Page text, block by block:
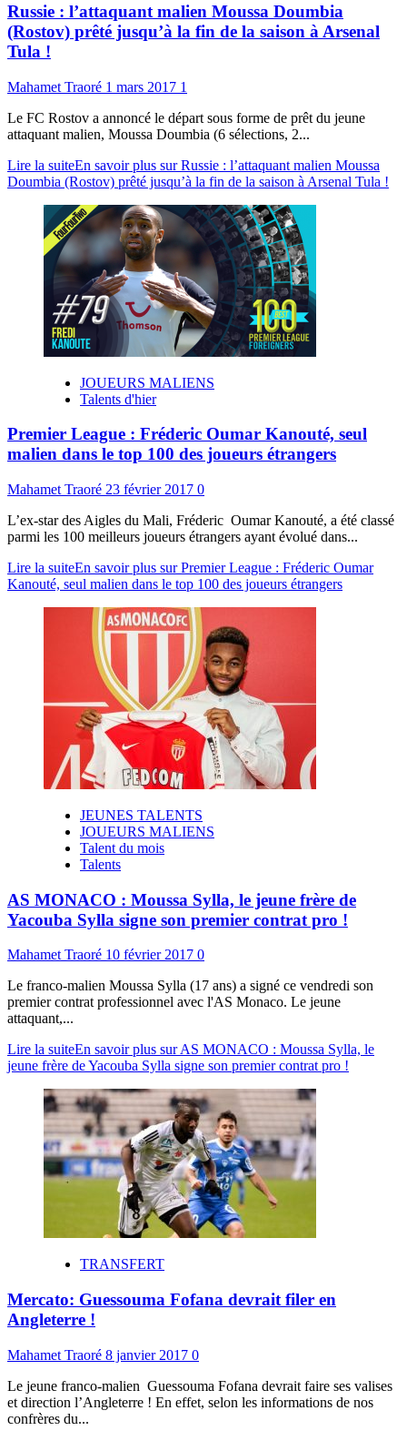
Russie : l’attaquant malien Moussa Doumbia
(Rostov) prêté jusqu’à la fin de la saison à Arsenal
Tula !
Mahamet Traoré 1 mars 2017 1
Le FC Rostov a annoncé le départ sous forme de prêt du jeune
attaquant malien, Moussa Doumbia (6 sélections, 2...
Lire la suiteEn savoir plus sur Russie : l’attaquant malien Moussa
Doumbia (Rostov) prêté jusqu’à la fin de la saison à Arsenal Tula !
JOUEURS MALIENS
Talents d'hier
Premier League : Fréderic Oumar Kanouté, seul
malien dans le top 100 des joueurs étrangers
Mahamet Traoré 23 février 2017 0
L’ex-star des Aigles du Mali, Fréderic Oumar Kanouté, a été classé
parmi les 100 meilleurs joueurs étrangers ayant évolué dans...
Lire la suiteEn savoir plus sur Premier League : Fréderic Oumar
Kanouté, seul malien dans le top 100 des joueurs étrangers
JEUNES TALENTS
JOUEURS MALIENS
Talent du mois
Talents
AS MONACO : Moussa Sylla, le jeune frère de
Yacouba Sylla signe son premier contrat pro !
Mahamet Traoré 10 février 2017 0
Le franco-malien Moussa Sylla (17 ans) a signé ce vendredi son
premier contrat professionnel avec l'AS Monaco. Le jeune
attaquant,...
Lire la suiteEn savoir plus sur AS MONACO : Moussa Sylla, le
jeune frère de Yacouba Sylla signe son premier contrat pro !
TRANSFERT
Mercato: Guessouma Fofana devrait filer en
Angleterre !
Mahamet Traoré 8 janvier 2017 0
Le jeune franco-malien Guessouma Fofana devrait faire ses valises
et direction l’Angleterre ! En effet, selon les informations de nos
confrères du...